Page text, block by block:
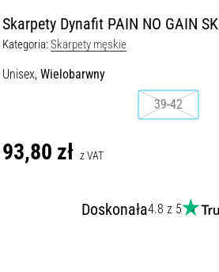
Skarpety Dynafit PAIN NO GAIN SK
Kategoria:Skarpety męskie
Unisex, Wielobarwny
39-42
93,80 zł z VAT
Doskonała4.8 z 5